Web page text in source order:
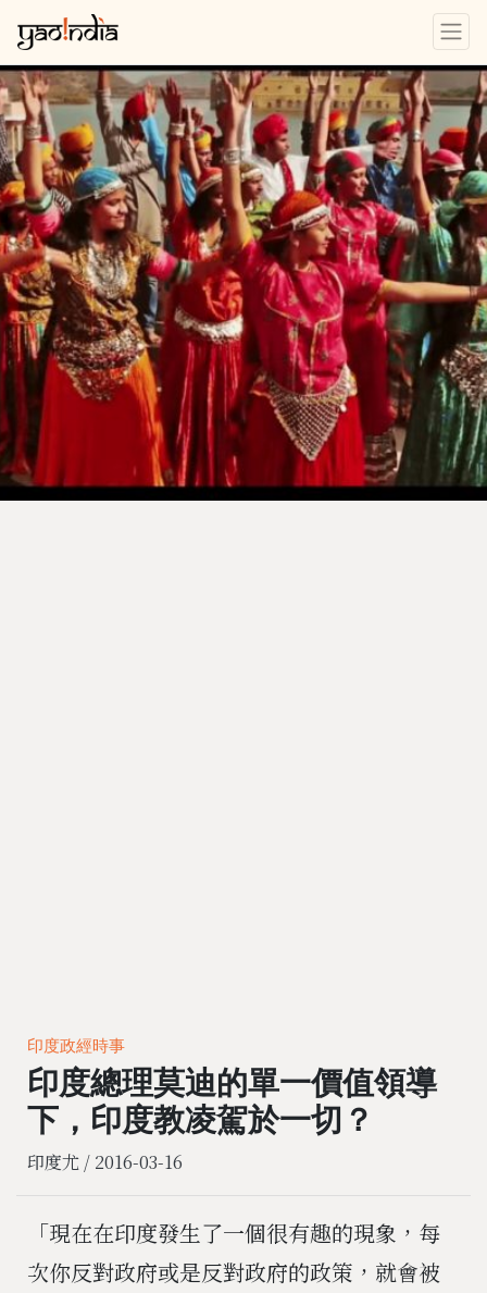
印度政經時事
印度總理莫迪的單一價值領導
下，印度教凌駕於一切？
印度尤 / 2016-03-16
「現在在印度發生了一個很有趣的現象，每
次你反對政府或是反對政府的政策，就會被